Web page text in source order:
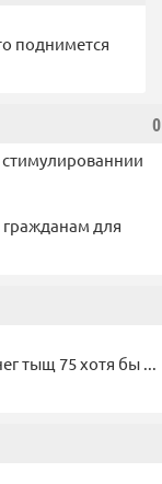
поднимется
0
гражданам для
тыщ 75 хотя бы ...